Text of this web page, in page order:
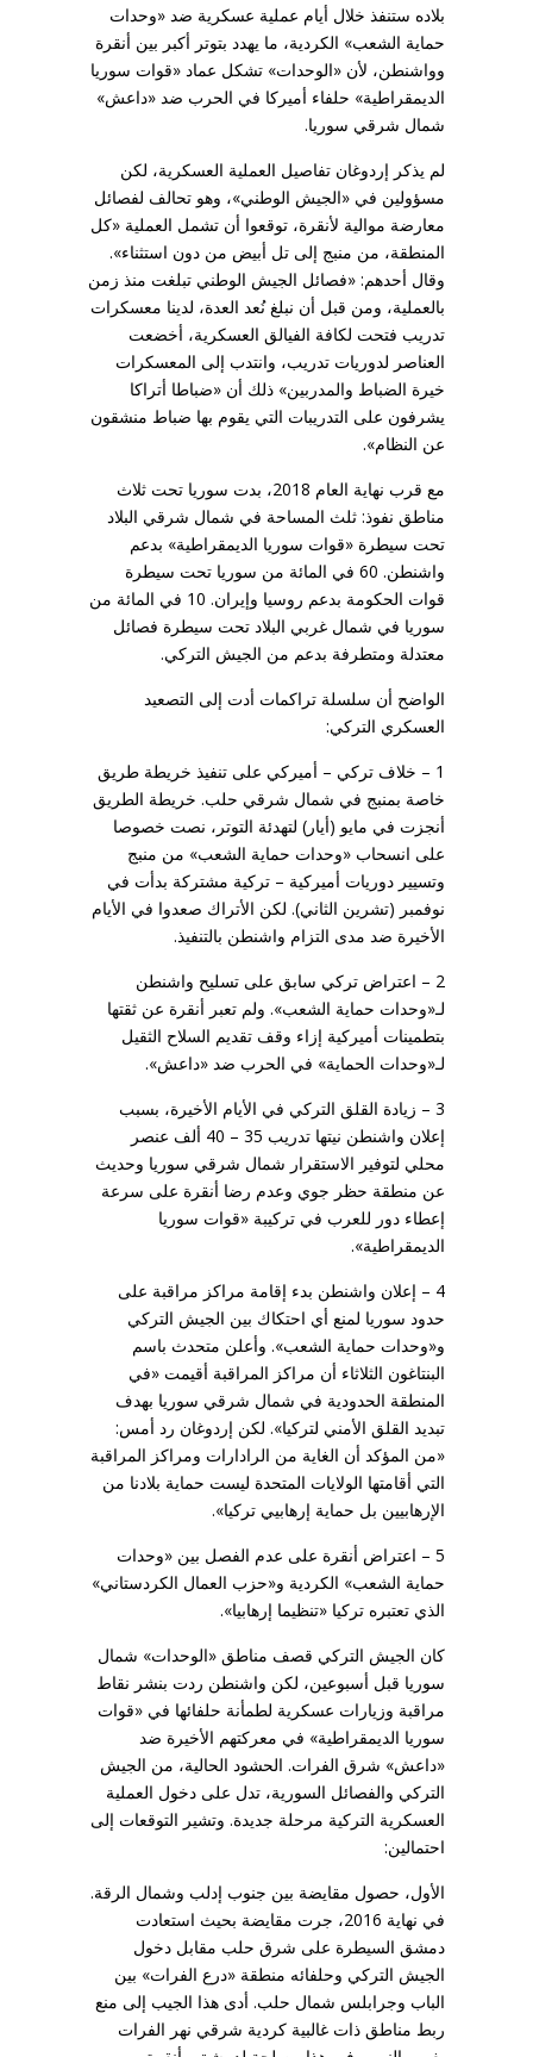
بلاده ستنفذ خلال أيام عملية عسكرية ضد «وحدات
حماية الشعب» الكردية، ما يهدد بتوتر أكبر بين أنقرة
وواشنطن، لأن «الوحدات» تشكل عماد «قوات سوريا
الديمقراطية» حلفاء أميركا في الحرب ضد «داعش»
شمال شرقي سوريا.
لم يذكر إردوغان تفاصيل العملية العسكرية، لكن
مسؤولين في «الجيش الوطني»، وهو تحالف لفصائل
معارضة موالية لأنقرة، توقعوا أن تشمل العملية «كل
المنطقة، من منبج إلى تل أبيض من دون استثناء».
وقال أحدهم: «فصائل الجيش الوطني تبلغت منذ زمن
بالعملية، ومن قبل أن نبلغ نُعد العدة، لدينا معسكرات
تدريب فتحت لكافة الفيالق العسكرية، أخضعت
العناصر لدوريات تدريب، وانتدب إلى المعسكرات
خيرة الضباط والمدربين» ذلك أن «ضباطا أتراكا
يشرفون على التدريبات التي يقوم بها ضباط منشقون
عن النظام».
مع قرب نهاية العام 2018، بدت سوريا تحت ثلاث
مناطق نفوذ: ثلث المساحة في شمال شرقي البلاد
تحت سيطرة «قوات سوريا الديمقراطية» بدعم
واشنطن. 60 في المائة من سوريا تحت سيطرة
قوات الحكومة بدعم روسيا وإيران. 10 في المائة من
سوريا في شمال غربي البلاد تحت سيطرة فصائل
معتدلة ومتطرفة بدعم من الجيش التركي.
الواضح أن سلسلة تراكمات أدت إلى التصعيد
العسكري التركي:
1 – خلاف تركي – أميركي على تنفيذ خريطة طريق
خاصة بمنبج في شمال شرقي حلب. خريطة الطريق
أنجزت في مايو (أيار) لتهدئة التوتر، نصت خصوصا
على انسحاب «وحدات حماية الشعب» من منبج
وتسيير دوريات أميركية – تركية مشتركة بدأت في
نوفمبر (تشرين الثاني). لكن الأتراك صعدوا في الأيام
الأخيرة ضد مدى التزام واشنطن بالتنفيذ.
2 – اعتراض تركي سابق على تسليح واشنطن
لـ«وحدات حماية الشعب». ولم تعبر أنقرة عن ثقتها
بتطمينات أميركية إزاء وقف تقديم السلاح الثقيل
لـ«وحدات الحماية» في الحرب ضد «داعش».
3 – زيادة القلق التركي في الأيام الأخيرة، بسبب
إعلان واشنطن نيتها تدريب 35 – 40 ألف عنصر
محلي لتوفير الاستقرار شمال شرقي سوريا وحديث
عن منطقة حظر جوي وعدم رضا أنقرة على سرعة
إعطاء دور للعرب في تركيبة «قوات سوريا
الديمقراطية».
4 – إعلان واشنطن بدء إقامة مراكز مراقبة على
حدود سوريا لمنع أي احتكاك بين الجيش التركي
و«وحدات حماية الشعب». وأعلن متحدث باسم
البنتاغون الثلاثاء أن مراكز المراقبة أقيمت «في
المنطقة الحدودية في شمال شرقي سوريا بهدف
تبديد القلق الأمني لتركيا». لكن إردوغان رد أمس:
«من المؤكد أن الغاية من الرادارات ومراكز المراقبة
التي أقامتها الولايات المتحدة ليست حماية بلادنا من
الإرهابيين بل حماية إرهابيي تركيا».
5 – اعتراض أنقرة على عدم الفصل بين «وحدات
حماية الشعب» الكردية و«حزب العمال الكردستاني»
الذي تعتبره تركيا «تنظيما إرهابيا».
كان الجيش التركي قصف مناطق «الوحدات» شمال
سوريا قبل أسبوعين، لكن واشنطن ردت بنشر نقاط
مراقبة وزيارات عسكرية لطمأنة حلفائها في «قوات
سوريا الديمقراطية» في معركتهم الأخيرة ضد
«داعش» شرق الفرات. الحشود الحالية، من الجيش
التركي والفصائل السورية، تدل على دخول العملية
العسكرية التركية مرحلة جديدة. وتشير التوقعات إلى
احتمالين:
الأول، حصول مقايضة بين جنوب إدلب وشمال الرقة.
في نهاية 2016، جرت مقايضة بحيث استعادت
دمشق السيطرة على شرق حلب مقابل دخول
الجيش التركي وحلفائه منطقة «درع الفرات» بين
الباب وجرابلس شمال حلب. أدى هذا الجيب إلى منع
ربط مناطق ذات غالبية كردية شرقي نهر الفرات